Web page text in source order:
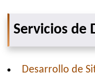
Servicios de
Desarrollo de